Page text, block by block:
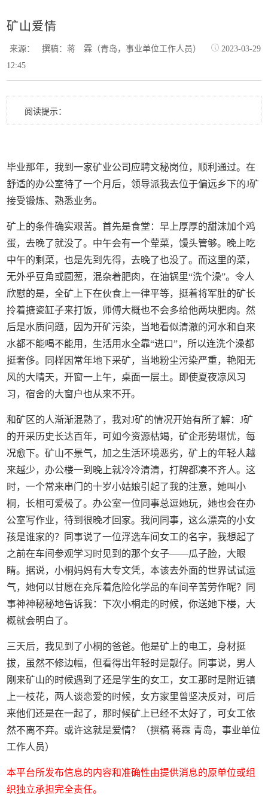
矿山爱情
来源：撰稿：蒋 霖（青岛，事业单位工作人员）
2023-03-29
12:45
阅读提示：
毕业那年，我到一家矿业公司应聘文秘岗位，顺利通过。在
舒适的办公室待了一个月后，领导派我去位于偏远乡下的J矿
接受锻炼、熟悉业务。
矿上的条件确实艰苦。首先是食堂：早上厚厚的甜沫加个鸡
蛋，去晚了就没了。中午会有一个荤菜，馒头管够。晚上吃
中午的剩菜，也是先到先得，去晚了也没了。而这里的菜，
无外乎豆角或圆葱，混杂着肥肉，在油锅里“洗个澡”。令人
欣慰的是，全矿上下在伙食上一律平等，挺着将军肚的矿长
拎着搪瓷缸子来打饭，师傅大概也不会多给他两块肥肉。然
后是水质问题，因为开矿污染，当地看似清澈的河水和自来
水都不能喝不能用，生活用水全靠“进口”，所以连洗个澡都
挺奢侈。同样因常年地下采矿，当地粉尘污染严重，艳阳无
风的大晴天，开窗一上午，桌面一层土。即使夏夜凉风习
习，宿舍的大窗户也从来不开。
和矿区的人渐渐混熟了，我对J矿的情况开始有所了解：J矿
的开采历史长达百年，可如今资源枯竭，矿企形势堪忧，每
况愈下。矿山不景气，加之生活环境恶劣，矿上的年轻人越
来越少，办公楼一到晚上就冷冷清清，打牌都凑不齐人。这
时，一个常来串门的十岁小姑娘引起了我的注意，她叫小
桐，长相可爱极了。办公室一位同事总逗她玩，她也会在办
公室写作业，待到很晚才回家。我问同事，这么漂亮的小女
孩是谁家的？同事说了一位浮选车间女工的名字，我想起了
之前在车间参观学习时见到的那个女子——瓜子脸，大眼
睛。据说，小桐妈妈有大专文凭，本该去外面的世界试试运
气，她何以甘愿在充斥着危险化学品的车间辛苦劳作呢？同
事神神秘秘地告诉我：下次小桐走的时候，你送她下楼，大
概就会明白了。
三天后，我见到了小桐的爸爸。他是矿上的电工，身材挺
拔，虽然不修边幅，但看得出年轻时是靓仔。同事说，男人
刚来矿山的时候遇到了还是学生的女工，女工那时是附近镇
上一枝花，两人谈恋爱的时候，女方家里曾坚决反对，可后
来他们还是在一起了，那时候矿上已经不太好了，可女工依
然不离不弃。或许这就是爱情？（撰稿 蒋霖 青岛，事业单位
工作人员）
本平台所发布信息的内容和准确性由提供消息的原单位或组
织独立承担完全责任。